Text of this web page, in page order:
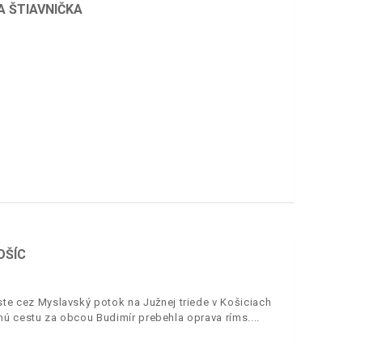
ŠTIAVNIČKA
cez Myslavský potok na Južnej triede v Košiciach
cestu za obcou Budimír prebehla oprava ríms.